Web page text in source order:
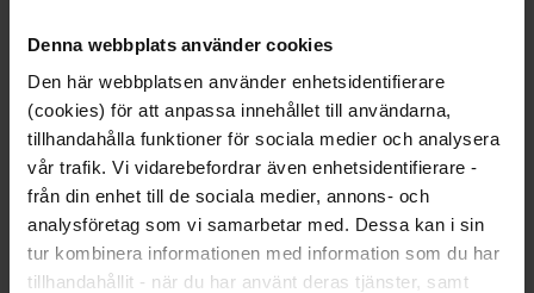
Denna webbplats använder cookies
Den här webbplatsen använder enhetsidentifierare
(cookies) för att anpassa innehållet till användarna,
tillhandahålla funktioner för sociala medier och analysera
vår trafik. Vi vidarebefordrar även enhetsidentifierare -
från din enhet till de sociala medier, annons- och
analysföretag som vi samarbetar med. Dessa kan i sin
tur kombinera informationen med information som du har
tillhandahållit - när du har använt deras tjänster, samt
yrkesetik.
Vi står fast vid samma övertygelse idag. Ett samhälle som
bygger på tillit, rättssäkerhet och mänskliga rättigheter blir
inte starkare av angiveri. Det blir svagare.
Därför säger vi igen: vi vill inte ha en angiverilag i Sverige. Nu
ligger ansvaret hos riksdagen.
Anna Troberg
, ordförande, DIK – facket för kultur,
kommunikation och kreativ sektor